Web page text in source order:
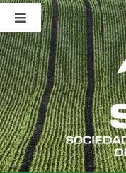
Saltar
contenido
Toggle
Navigation
Nosotros
Publicaciones
Sala de Prensa
Eventos